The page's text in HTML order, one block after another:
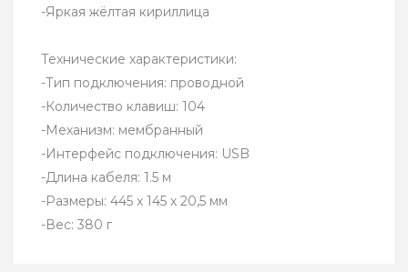
-Яркая жёлтая кириллица
Технические характеристики:
-Тип подключения: проводной
-Количество клавиш: 104
-Механизм: мембранный
-Интерфейс подключения: USB
-Длина кабеля: 1.5 м
-Размеры: 445 х 145 х 20,5 мм
-Вес: 380 г